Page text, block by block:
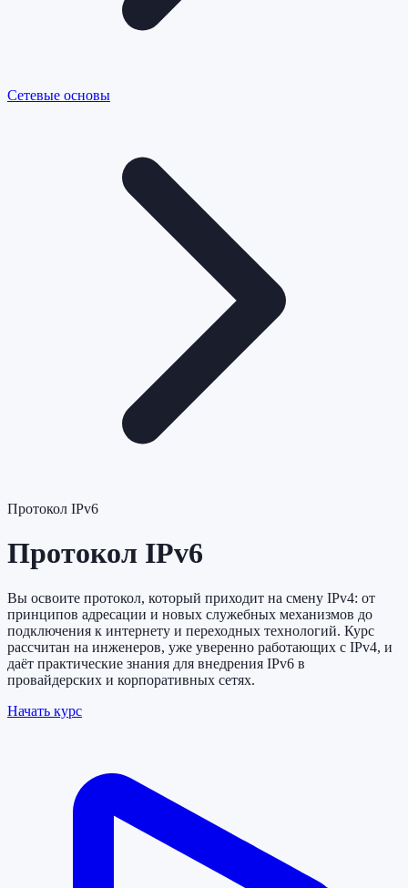
Сетевые основы
Протокол IPv6
Протокол IPv6
Вы освоите протокол, который приходит на смену IPv4: от
принципов адресации и новых служебных механизмов до
подключения к интернету и переходных технологий. Курс
рассчитан на инженеров, уже уверенно работающих с IPv4, и
даёт практические знания для внедрения IPv6 в
провайдерских и корпоративных сетях.
Начать курс